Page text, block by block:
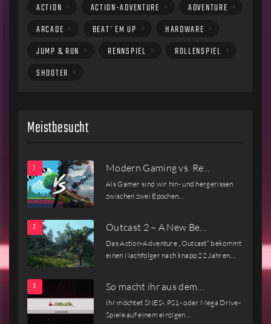
ACTION ACTION-ADVENTURE
ADVENTURE
ARCADE
BEAT´EM UP
HARDWARE
JUMP & RUN
RENNSPIEL
ROLLENSPIEL
SHOOTER
Meistbesucht
Modern Gaming vs. Re…
Als Gamer sind wir hin- und hergerissen
zwischen zwei Epochen…
Outcast 2 – A New Be…
Das Action-Adventure „Outcast“ bekommt
einen Nachfolger nach knapp 22 Jahren.…
So macht ihr aus dem…
Ihr möchtet SNES-, PS1- oder Mega Drive-
Spiele auf einem einzigen…